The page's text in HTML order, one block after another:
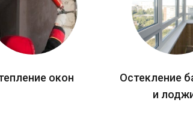
окон
Остекление
и